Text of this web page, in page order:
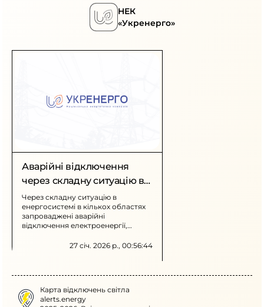
НЕК
«Укренерго»
Аварійні відключення
через складну ситуацію в
енергосистемі
Через складну ситуацію в
енергосистемі в кількох областях
запроваджені аварійні
відключення електроенергії,
тимчасово не діють.27 січ. 2026 р., 00:56:44
Карта відключень світла
alerts.energy